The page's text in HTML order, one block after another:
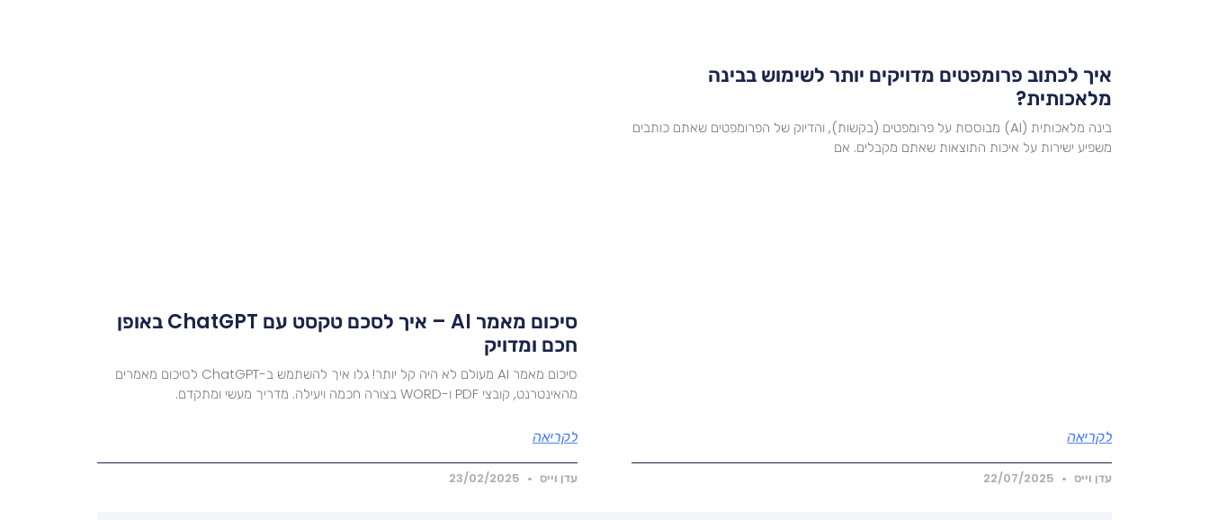
איך לכתוב פרומפטים מדויקים יותר לשימוש בבינה
מלאכותית?
בינה מלאכותית (AI) מבוססת על פרומפטים (בקשות), והדיוק של הפרומפטים שאתם כותבים
משפיע ישירות על איכות התוצאות שאתם מקבלים. אם
לקריאה
עדן וייס
סיכום מאמר AI – איך לסכם טקסט עם ChatGPT באופן
חכם ומדויק
סיכום מאמר AI מעולם לא היה קל יותר! גלו איך להשתמש ב-ChatGPT לסיכום מאמרים
מהאינטרנט, קובצי PDF ו-WORD בצורה חכמה ויעילה. מדריך מעשי ומתקדם.
לקריאה
עדן וייס